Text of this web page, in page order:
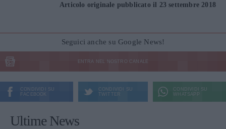
Articolo originale pubblicato il 23 settembre 2018
Seguici anche su Google News!
ENTRA NEL NOSTRO CANALE
CONDIVIDI SU
FACEBOOK
CONDIVIDI SU
TWITTER
CONDIVIDI SU
WHATSAPP
Ultime News